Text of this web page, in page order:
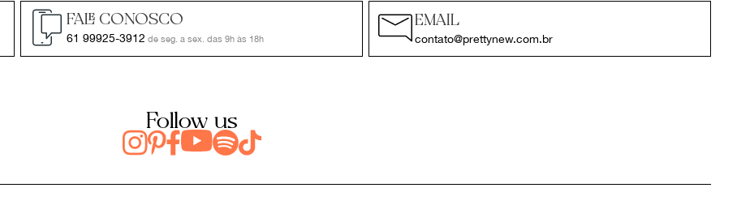
FALE CONOSCO
61 99925-3912 de seg. a sex. das 9h às 18h
EMAIL
contato@prettynew.com.br
Follow us